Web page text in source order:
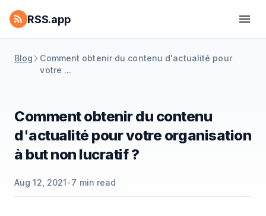
RSS.app
Blog
Comment obtenir du contenu d'actualité pour
votre ...
Comment obtenir du contenu
d'actualité pour votre organisation
à but non lucratif ?
Aug 12, 2021•7 min read